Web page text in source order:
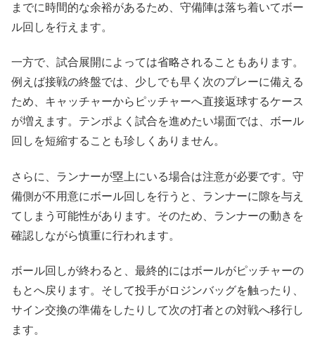
までに時間的な余裕があるため、守備陣は落ち着いてボー
ル回しを行えます。
一方で、試合展開によっては省略されることもあります。
例えば接戦の終盤では、少しでも早く次のプレーに備える
ため、キャッチャーからピッチャーへ直接返球するケース
が増えます。テンポよく試合を進めたい場面では、ボール
回しを短縮することも珍しくありません。
さらに、ランナーが塁上にいる場合は注意が必要です。守
備側が不用意にボール回しを行うと、ランナーに隙を与え
てしまう可能性があります。そのため、ランナーの動きを
確認しながら慎重に行われます。
ボール回しが終わると、最終的にはボールがピッチャーの
もとへ戻ります。そして投手がロジンバッグを触ったり、
サイン交換の準備をしたりして次の打者との対戦へ移行し
ます。